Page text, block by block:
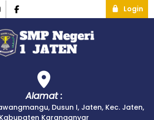
Login
Alamat :
Dusun I, Jaten, Kec. Jaten,
Kabupaten Karanganyar